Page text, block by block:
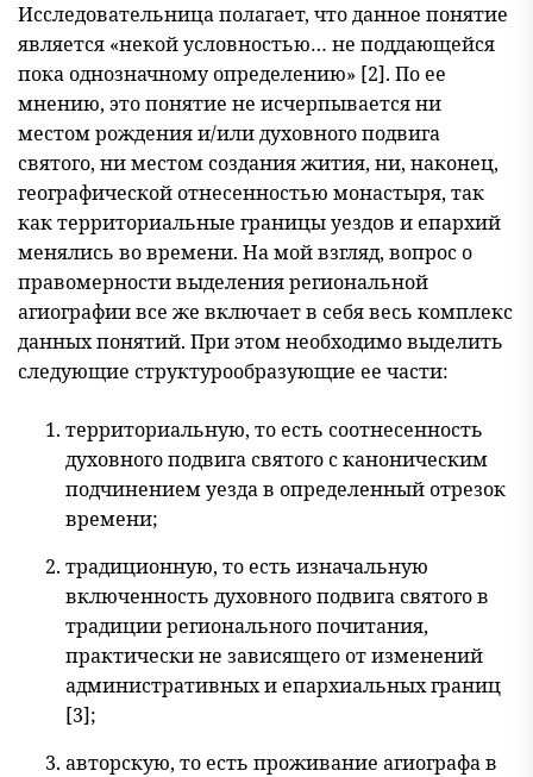
Исследовательница полагает, что данное понятие
является «некой условностью… не поддающейся
пока однозначному определению» [2]. По ее
мнению, это понятие не исчерпывается ни
местом рождения и/или духовного подвига
святого, ни местом создания жития, ни, наконец,
географической отнесенностью монастыря, так
как территориальные границы уездов и епархий
менялись во времени. На мой взгляд, вопрос о
правомерности выделения региональной
агиографии все же включает в себя весь комплекс
данных понятий. При этом необходимо выделить
следующие структурообразующие ее части:
территориальную, то есть соотнесенность
духовного подвига святого с каноническим
подчинением уезда в определенный отрезок
времени;
традиционную, то есть изначальную
включенность духовного подвига святого в
традиции регионального почитания,
практически не зависящего от изменений
административных и епархиальных границ
[3];
авторскую, то есть проживание агиографа в